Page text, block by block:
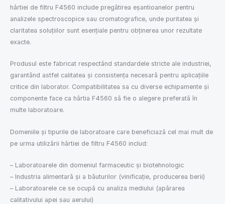
hârtiei de filtru F4560 include pregătirea eșantioanelor pentru
analizele spectroscopice sau cromatografice, unde puritatea și
claritatea soluțiilor sunt esențiale pentru obținerea unor rezultate
exacte.
Produsul este fabricat respectând standardele stricte ale industriei,
garantând astfel calitatea și consistența necesară pentru aplicațiile
critice din laborator. Compatibilitatea sa cu diverse echipamente și
componente face ca hârtia F4560 să fie o alegere preferată în
multe laboratoare.
Domeniile și tipurile de laboratoare care beneficiază cel mai mult de
pe urma utilizării hârtiei de filtru F4560 includ:
– Laboratoarele din domeniul farmaceutic și biotehnologic
– Industria alimentară și a băuturilor (vinificație, producerea berii)
– Laboratoarele ce se ocupă cu analiza mediului (apărarea
calitativului apei sau aerului)